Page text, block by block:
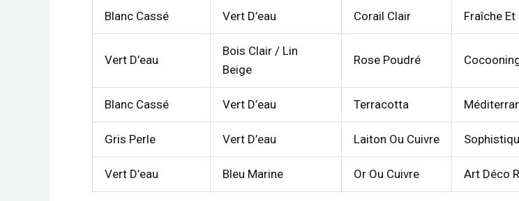
Blanc Cassé Vert D’eau Corail Clair Fraîche
Vert D’eau
Bois Clair / Lin
Beige
Rose Poudré
Blanc Cassé Vert D’eau Terracotta
Gris Perle Vert D’eau Laiton Ou Cuivre
Vert D’eau Bleu Marine Or Ou Cuivre Art Déco